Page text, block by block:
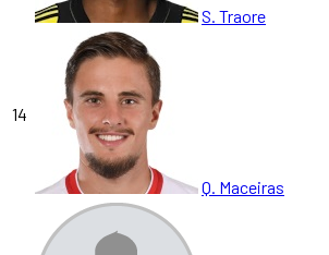
S. Traore
14
Q. Maceiras